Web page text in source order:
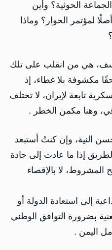
الحوثية؟ وأين
لمؤتمر الحوار؟ وماذا
هي من انقلب على تلك
مكشوفة بلا غطاء، إذ
تابعة لإيران، لا تختلف
وهنا مكمن الخطر .
النية، وإن كنتُ أستبعد
إذا ما عادت إلى جادة
المشروط، لا بالإقصاء
إلى استعادة الدولة أو
بضرورة التوافق الوطني
اليمن .